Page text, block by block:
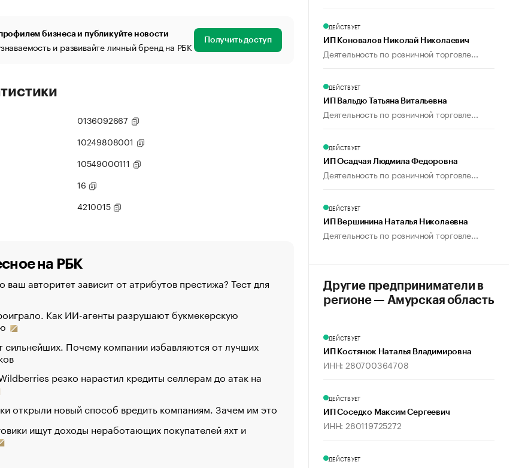
бизнеса и публикуйте новости
и развивайте личный бренд на РБК Получить доступ
0136092667
10249808001
10549000111
16
4210015
на РБК
ваш авторитет зависит от атрибутов престижа? Тест для
Как ИИ-агенты разрушают букмекерскую
Почему компании избавляются от лучших
резко нарастил кредиты селлерам до атак на
открыли новый способ вредить компаниям. Зачем им это
ищут доходы неработающих покупателей яхт и
«От спорта тело стареет иначе». Как живет глава
создавшей GTA
Функции менеджмента: пять ключевых основ
управления
Стресс обеспеченных людей: почему рост доходов
ДЕЙСТВУЕТ
ИП Коновалов Николай Николаевич
Деятельность по розничной торговле...
ДЕЙСТВУЕТ
ИП Вальдю Татьяна Витальевна
Деятельность по розничной торговле...
ДЕЙСТВУЕТ
ИП Осадчая Людмила Федоровна
Деятельность по розничной торговле...
ДЕЙСТВУЕТ
ИП Вершинина Наталья Николаевна
Деятельность по розничной торговле...
Другие предприниматели в
регионе — Амурская область
ДЕЙСТВУЕТ
ИП Костянюк Наталья Владимировна
ИНН: 280700364708
ДЕЙСТВУЕТ
ИП Соседко Максим Сергеевич
ИНН: 280119725272
ДЕЙСТВУЕТ